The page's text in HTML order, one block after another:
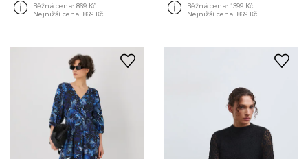
Běžná cena: 869 Kč
Nejnižší cena: 869 Kč
Běžná cena: 1399 Kč
Nejnižší cena: 869 Kč